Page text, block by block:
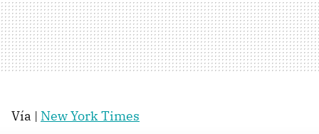
Vía | New York Times